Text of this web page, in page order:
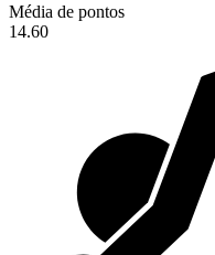
Média de pontos
14.60